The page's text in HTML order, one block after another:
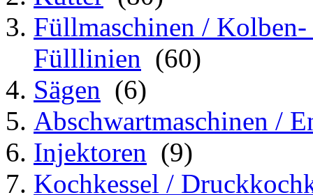
Füllmaschinen /
Fülllinien (60)
Sägen (6)
Abschwartmaschinen /
Injektoren (9)
Kochkessel /